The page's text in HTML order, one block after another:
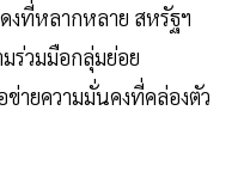
งที่หลากหลาย สหรัฐฯ
ร่วมมือกลุ่มย่อย
ายความมั่นคงที่คล่องตัว